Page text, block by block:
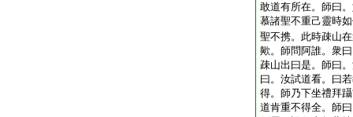
敢道有所在。師曰
慕諸聖不重己靈時
聖不携。此時疎山
歟。師問阿誰。衆
疎山出曰是。師曰
曰。汝試道看。曰
得。師乃下坐禮拜
道肯重不得全。師